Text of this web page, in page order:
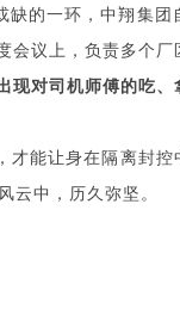
缺的一环，中翔集
议上，负责多个厂
现对司机师傅的吃
才能让身在隔离封
云中，历久弥坚。